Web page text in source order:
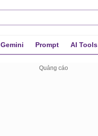
Gemini Prompt AI Tools